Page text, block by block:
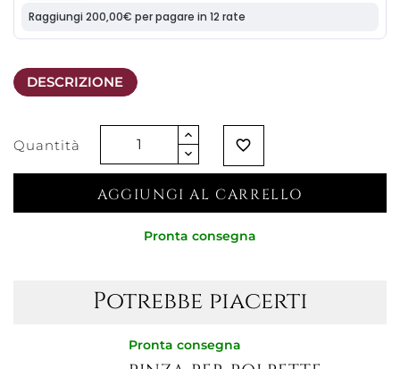
DESCRIZIONE
Quantità favorite_border
AGGIUNGI AL CARRELLO
Pronta consegna
Potrebbe piacerti
Pronta consegna